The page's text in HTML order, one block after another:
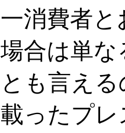
一消費者
場合は単
とも言え
載ったプ